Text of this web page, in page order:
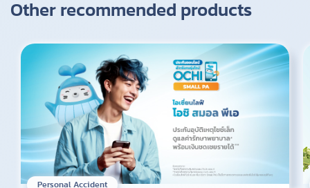
Other recommended products
Personal Accident